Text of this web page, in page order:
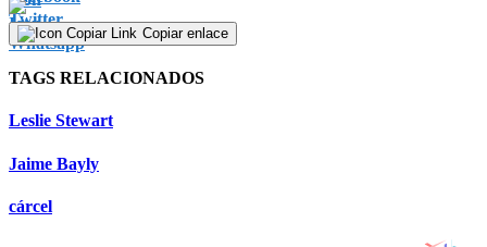
Copiar enlace
TAGS RELACIONADOS
Leslie Stewart
Jaime Bayly
cárcel